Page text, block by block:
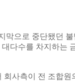
막으로 중단됐던
다수를 차지하는
사측이 전 조합